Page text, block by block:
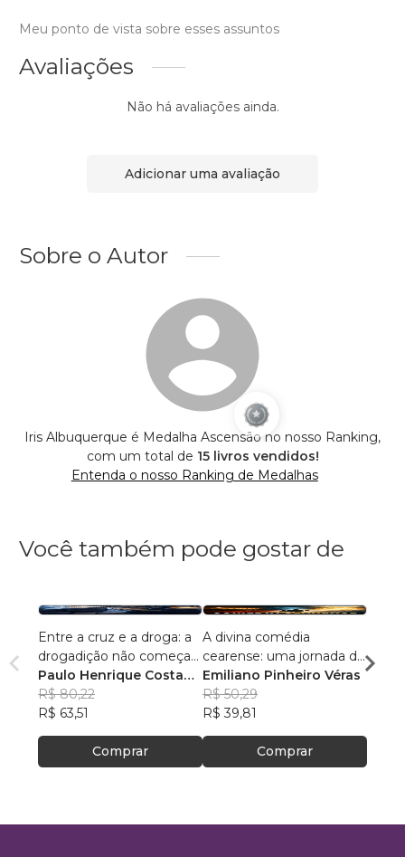
Meu ponto de vista sobre esses assuntos
Avaliações
Não há avaliações ainda.
Adicionar uma avaliação
Sobre o Autor
Iris Albuquerque é Medalha Ascensão no nosso Ranking,
com um total de 15 livros vendidos!
Entenda o nosso Ranking de Medalhas
Você também pode gostar de
Entre a cruz e a droga: a
drogadição não começa
na substância, mas na
fragilidade estrutural do
ego: a teoria da via
vascular simbólica e o
modelo Tertuliano de
reconstrução simbólica
Paulo Henrique Costa
Tertuliano dos Santos
R$ 80,22
R$ 63,51
Comprar
A divina comédia
cearense: uma jornada de
fé entre o purgatório da
recepção, o inferno da
UTI e o paraíso do milagre
Emiliano Pinheiro Véras
R$ 50,29
R$ 39,81
Comprar
Hélio